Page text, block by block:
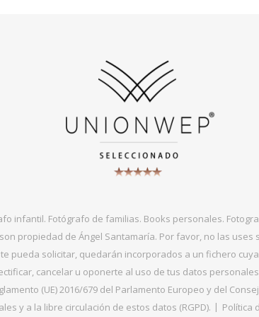
infantil. Fotógrafo de familias. Books personales.
propiedad de Ángel Santamaría. Por favor, no las uses
pueda solicitar, quedarán incorporados a un fichero
cancelar u oponerte al uso de tus datos
(UE) 2016/679 del Parlamento Europeo y del
y a la libre circulación de estos datos (RGPD).
Política